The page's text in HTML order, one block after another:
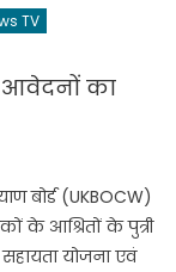
TV
आवेदनों का
बोर्ड (UKBOCW)
के आश्रितों के पुत्री
योजना एवं